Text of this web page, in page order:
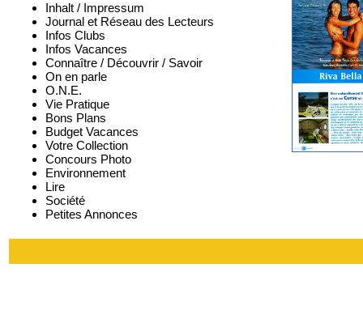
Inhalt / Impressum
Journal et Réseau des Lecteurs
Infos Clubs
Infos Vacances
Connaître / Découvrir / Savoir
On en parle
O.N.E.
Vie Pratique
Bons Plans
Budget Vacances
Votre Collection
Concours Photo
Environnement
Lire
Société
Petites Annonces